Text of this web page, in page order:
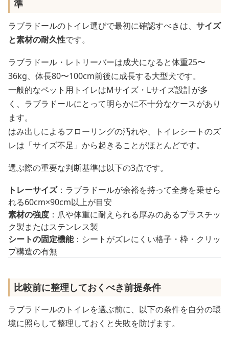
準
ラブラドールのトイレ選びで最初に確認すべきは、 サイズ
と素材の耐久性です。
ラブラドール・レトリーバーは成犬になると体重25〜
36kg、体長80〜100cm前後に成長する大型犬です。
一般的なペット用トイレはMサイズ・Lサイズ設計が多
く、ラブラドールにとって明らかに不十分なケースがあり
ます。
はみ出しによるフローリングの汚れや、トイレシートのズ
レは「サイズ不足」から起きることがほとんどです。
選ぶ際の重要な判断基準は以下の3点です。
トレーサイズ：ラブラドールが余裕を持って全身を乗せら
れる60cm×90cm以上が目安
素材の強度 ：爪や体重に耐えられる厚みのあるプラスチッ
ク製またはステンレス製
シートの固定機能：シートがズレにくい格子・枠・クリッ
プ構造の有無
比較前に整理しておくべき前提条件
ラブラドールのトイレを選ぶ前に、以下の条件を自分の環
境に照らして整理しておくと失敗を防げます。